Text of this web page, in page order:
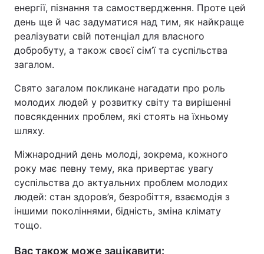
енергії, пізнання та самоствердження. Проте цей
день ще й час задуматися над тим, як найкраще
реалізувати свій потенціал для власного
добробуту, а також своєї сім’ї та суспільства
загалом.
Свято загалом покликане нагадати про роль
молодих людей у розвитку світу та вирішенні
повсякденних проблем, які стоять на їхньому
шляху.
Міжнародний день молоді, зокрема, кожного
року має певну тему, яка привертає увагу
суспільства до актуальних проблем молодих
людей: стан здоров’я, безробіття, взаємодія з
іншими поколіннями, бідність, зміна клімату
тощо.
Вас також може зацікавити: